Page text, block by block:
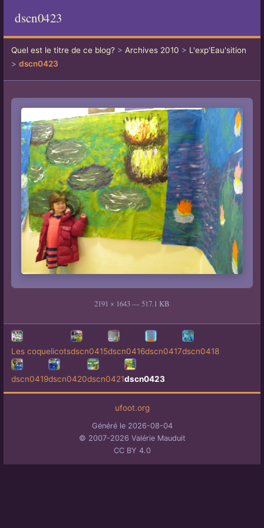
dscn0423
Quel est le titre de ce blog?> Archives 2010 > L'exp'Eau'sition
> dscn0423
2191 × 1643 — 517.1 KB
Les coquelicotsdscn0415dscn0416dscn0417dscn0418
dscn0419dscn0420dscn0421dscn0423
ufoot.org
Généré le 2026-08-04
© 2007-2026 Valérie Mauduit
CC BY 4.0